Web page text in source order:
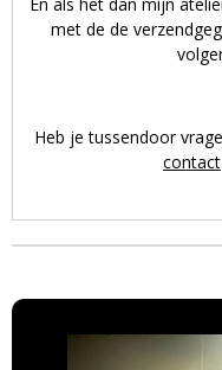
met de de
Heb je tussendoor
contact